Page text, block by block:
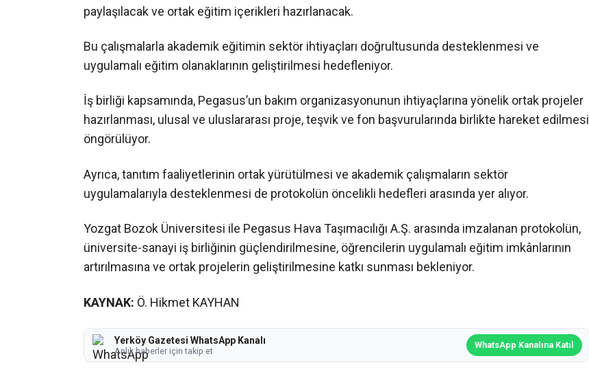
paylaşılacak ve ortak eğitim içerikleri hazırlanacak.
Bu çalışmalarla akademik eğitimin sektör ihtiyaçları doğrultusunda desteklenmesi ve
uygulamalı eğitim olanaklarının geliştirilmesi hedefleniyor.
İş birliği kapsamında, Pegasus’un bakım organizasyonunun ihtiyaçlarına yönelik ortak projeler
hazırlanması, ulusal ve uluslararası proje, teşvik ve fon başvurularında birlikte hareket edilmesi
öngörülüyor.
Ayrıca, tanıtım faaliyetlerinin ortak yürütülmesi ve akademik çalışmaların sektör
uygulamalarıyla desteklenmesi de protokolün öncelikli hedefleri arasında yer alıyor.
Yozgat Bozok Üniversitesi ile Pegasus Hava Taşımacılığı A.Ş. arasında imzalanan protokolün,
üniversite-sanayi iş birliğinin güçlendirilmesine, öğrencilerin uygulamalı eğitim imkânlarının
artırılmasına ve ortak projelerin geliştirilmesine katkı sunması bekleniyor.
KAYNAK: Ö. Hikmet KAYHAN
Yerköy Gazetesi WhatsApp Kanalı
Anlık haberler için takip et
WhatsApp Kanalına Katıl